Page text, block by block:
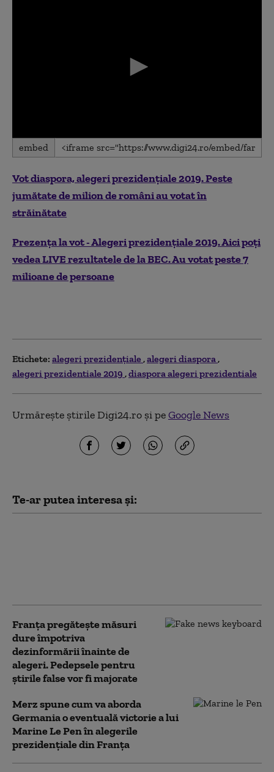
0
seconds
seconds
embed
Vot diaspora, alegeri prezidențiale 2019. Peste
jumătate de milion de români au votat în
străinătate
Prezența la vot - Alegeri prezidențiale 2019. Aici poți
vedea LIVE rezultatele de la BEC. Au votat peste 7
milioane de persoane
Etichete: alegeri prezidențiale alegeri diaspora
alegeri prezidentiale 2019 diaspora alegeri prezidentiale
Urmărește știrile Digi24.ro și peGoogle News
Te-ar putea interesa și:
Franța pregătește măsuri
dure împotriva
dezinformării înainte de
alegeri. Pedepsele pentru
știrile false vor fi majorate
Merz spune cum va aborda
Germania o eventuală victorie a lui
Marine Le Pen în alegerile
prezidențiale din Franța